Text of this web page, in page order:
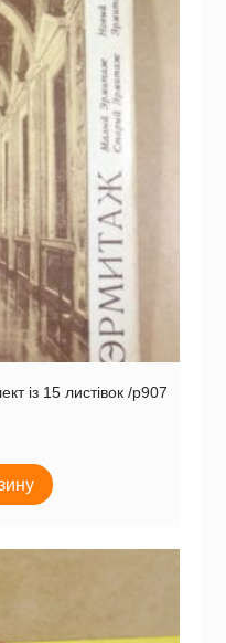
із 15 листівок /р907